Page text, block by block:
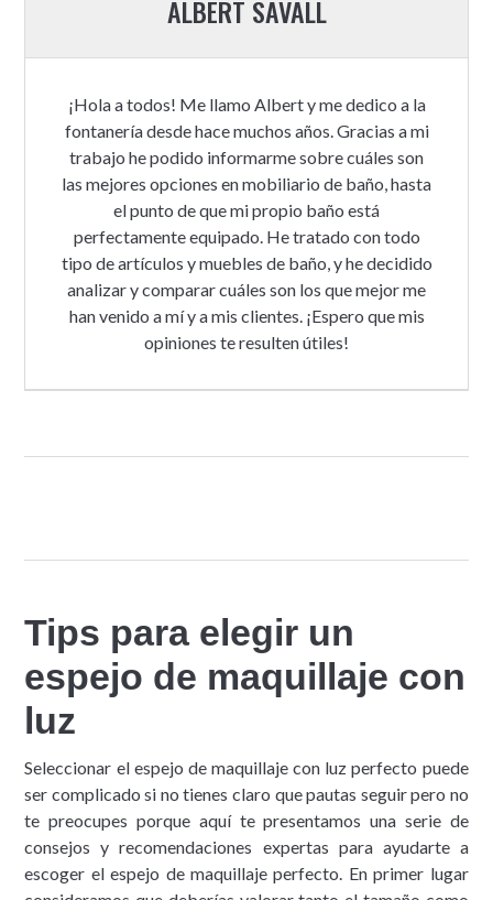
ALBERT SAVALL
¡Hola a todos! Me llamo Albert y me dedico a la
fontanería desde hace muchos años. Gracias a mi
trabajo he podido informarme sobre cuáles son
las mejores opciones en mobiliario de baño, hasta
el punto de que mi propio baño está
perfectamente equipado. He tratado con todo
tipo de artículos y muebles de baño, y he decidido
analizar y comparar cuáles son los que mejor me
han venido a mí y a mis clientes. ¡Espero que mis
opiniones te resulten útiles!
Tips para elegir un
espejo de maquillaje con
luz
Seleccionar el espejo de maquillaje con luz perfecto puede
ser complicado si no tienes claro que pautas seguir pero no
te preocupes porque aquí te presentamos una serie de
consejos y recomendaciones expertas para ayudarte a
escoger el espejo de maquillaje perfecto. En primer lugar